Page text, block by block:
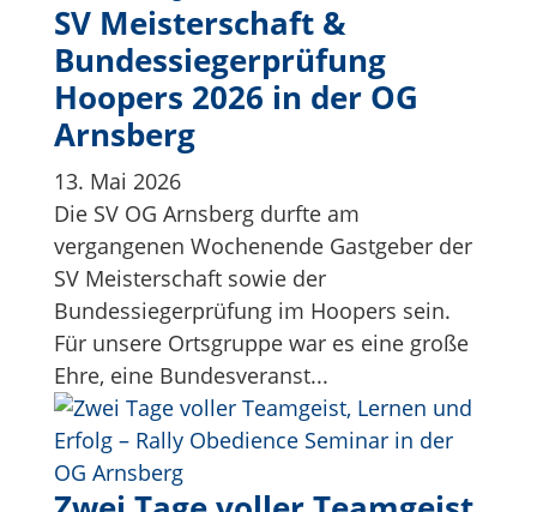
SV Meisterschaft &
Bundessiegerprüfung
Hoopers 2026 in der OG
Arnsberg
13. Mai 2026
Die SV OG Arnsberg durfte am
vergangenen Wochenende Gastgeber der
SV Meisterschaft sowie der
Bundessiegerprüfung im Hoopers sein.
Für unsere Ortsgruppe war es eine große
Ehre, eine Bundesveranst...